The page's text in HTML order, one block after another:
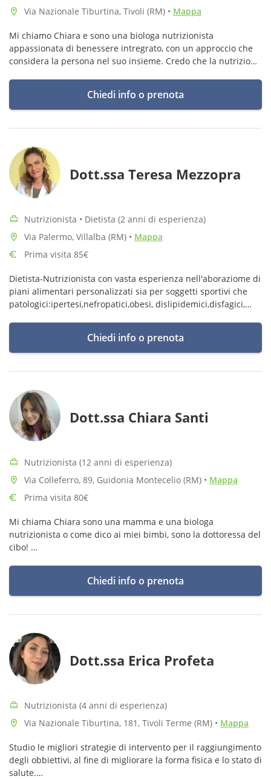
Via Nazionale Tiburtina, Tivoli (RM) • Mappa
Mi chiamo Chiara e sono una biologa nutrizionista
appassionata di benessere intregrato, con un approccio che
considera la persona nel suo insieme. Credo che la nutrizione
Chiedi info o prenota
Dott.ssa Teresa Mezzopra
Nutrizionista • Dietista (2 anni di esperienza)
Via Palermo, Villalba (RM) • Mappa
Prima visita 85€
Dietista-Nutrizionista con vasta esperienza nell'aboraziome di
piani alimentari personalizzati sia per soggetti sportivi che
patologici:ipertesi,nefropatici,obesi, dislipidemici,disfagici,
Chiedi info o prenota
Dott.ssa Chiara Santi
Nutrizionista (12 anni di esperienza)
Via Colleferro, 89, Guidonia Montecelio (RM) • Mappa
Prima visita 80€
Mi chiama Chiara sono una mamma e una biologa
nutrizionista o come dico ai miei bimbi, sono la dottoressa del
cibo!
Chiedi info o prenota
Dott.ssa Erica Profeta
Nutrizionista (4 anni di esperienza)
Via Nazionale Tiburtina, 181, Tivoli Terme (RM) • Mappa
Studio le migliori strategie di intervento per il raggiungimento
degli obbiettivi, al fine di migliorare la forma fisica e lo stato di
salute.